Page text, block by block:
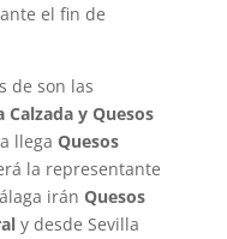
el fin de
de son las
Calzada y Quesos
llega Quesos
la representante
irán Quesos
y desde Sevilla